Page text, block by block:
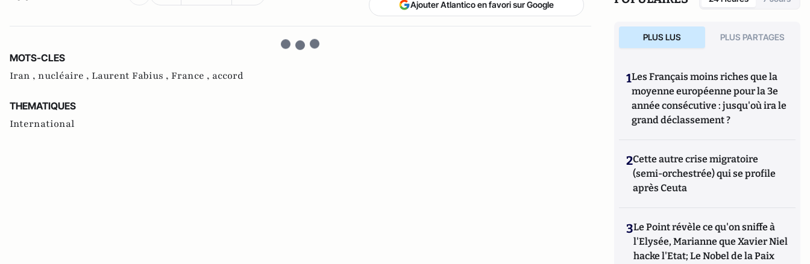
Ajouter Atlantico en favori sur Google
MOTS-CLES
Iran , nucléaire , Laurent Fabius , France , accord
THEMATIQUES
International
PLUS LUS PLUS PARTAGES
1Les Français moins riches que la
moyenne européenne pour la 3e
année consécutive : jusqu'où ira le
grand déclassement ?
2Cette autre crise migratoire
(semi-orchestrée) qui se profile
après Ceuta
3Le Point révèle ce qu'on sniffe à
l'Elysée, Marianne que Xavier Niel
hacke l'Etat; Le Nobel de la Paix